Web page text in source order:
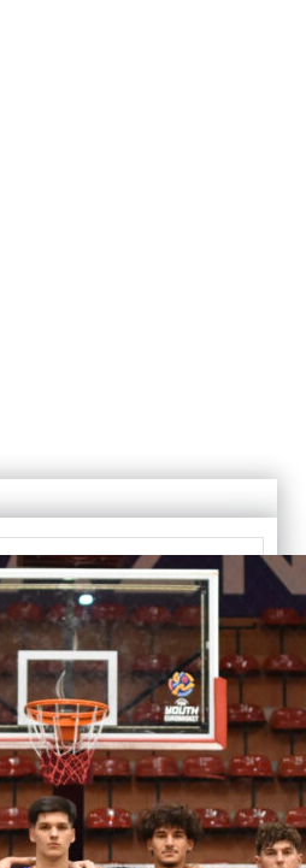
Division C
Матч сыгран 0